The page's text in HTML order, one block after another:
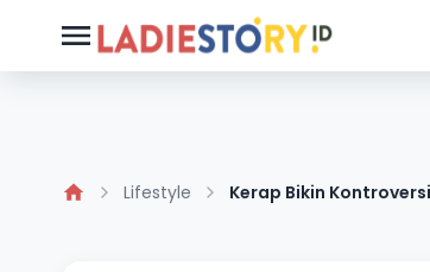
Lifestyle Kerap Bikin